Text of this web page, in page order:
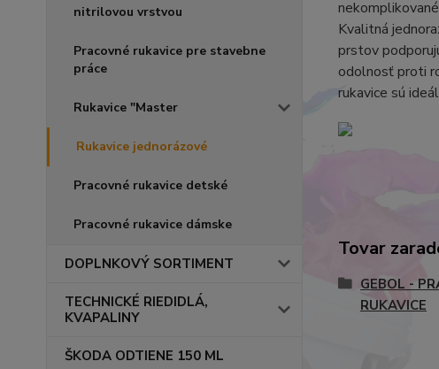
nitrilovou vrstvou
Pracovné rukavice pre stavebne
práce
Rukavice "Master
Rukavice jednorázové
Pracovné rukavice detské
Pracovné rukavice dámske
DOPLNKOVÝ SORTIMENT
TECHNICKÉ RIEDIDLÁ,
KVAPALINY
ŠKODA ODTIENE 150 ML
Kvalitná
prstov
odolnosť proti
rukavice sú
Tovar
GEBOL -
RUKAVICE